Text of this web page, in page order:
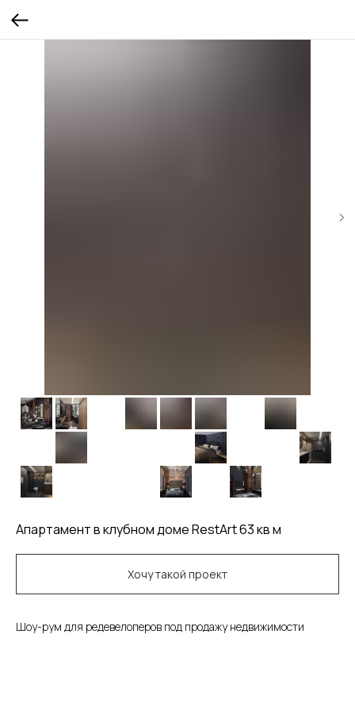
Апартамент в клубном доме RestArt 63 кв м
Хочу такой проект
Шоу-рум для редевелоперов под продажу недвижимости